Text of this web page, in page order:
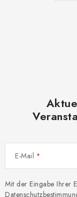
E-Mail
Mit der Eingabe Ihrer